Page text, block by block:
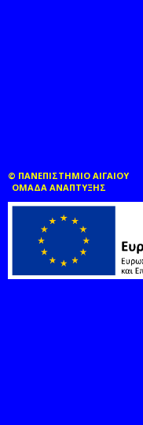
© ΠΑΝΕΠΙΣΤΗΜΙΟ ΑΙΓΑΙΟΥ
ΟΜΑΔΑ ΑΝΑΠΤΥΞΗΣ